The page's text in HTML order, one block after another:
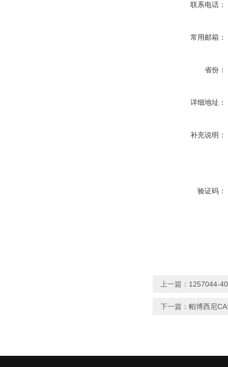
联系电话：
常用邮箱：
省份：
详细地址：
补充说明：
验证码：
上一篇： 1257044-
下一篇： 帕博西尼